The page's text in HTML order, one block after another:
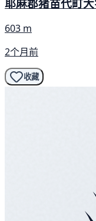
耶麻郡猪苗代町
603 m
2个月前
收藏